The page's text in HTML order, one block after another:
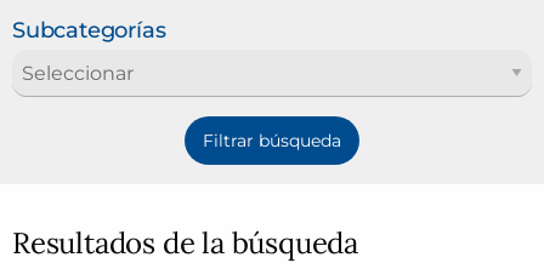
Subcategorías
Resultados de la búsqueda